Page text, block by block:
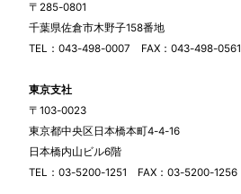
〒285-0801
千葉県佐倉市木野子158番地
TEL：043-498-0007 FAX：043-498-0561
東京支社
〒103-0023
東京都中央区日本橋本町4-4-16
日本橋内山ビル6階
TEL：03-5200-1251 FAX：03-5200-1256